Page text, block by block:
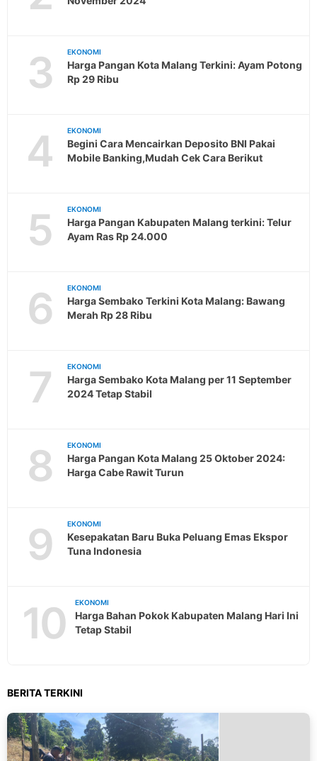
3 EKONOMI
Harga Pangan Kota Malang Terkini: Ayam Potong
Rp 29 Ribu
4 EKONOMI
Begini Cara Mencairkan Deposito BNI Pakai
Mobile Banking,Mudah Cek Cara Berikut
5 EKONOMI
Harga Pangan Kabupaten Malang terkini: Telur
Ayam Ras Rp 24.000
6 EKONOMI
Harga Sembako Terkini Kota Malang: Bawang
Merah Rp 28 Ribu
7 EKONOMI
Harga Sembako Kota Malang per 11 September
2024 Tetap Stabil
8 EKONOMI
Harga Pangan Kota Malang 25 Oktober 2024:
Harga Cabe Rawit Turun
9 EKONOMI
Kesepakatan Baru Buka Peluang Emas Ekspor
Tuna Indonesia
10 EKONOMI
Harga Bahan Pokok Kabupaten Malang Hari Ini
Tetap Stabil
BERITA TERKINI